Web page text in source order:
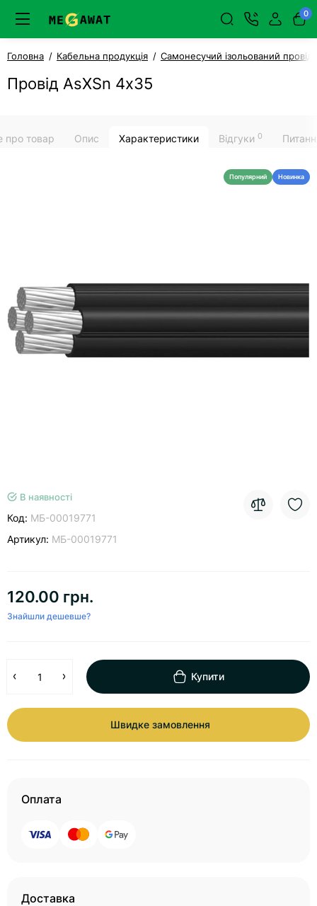
0
Головна Кабельна продукція Самонесучий ізольований провід
Провід AsXSn 4х35
про товар Опис Характеристики Відгуки 0
Популярний Новинка
В наявності
Код: МБ-00019771
Артикул: МБ-00019771
120.00 грн.
Знайшли дешевше?
Купити
Швидке замовлення
Оплата
Доставка